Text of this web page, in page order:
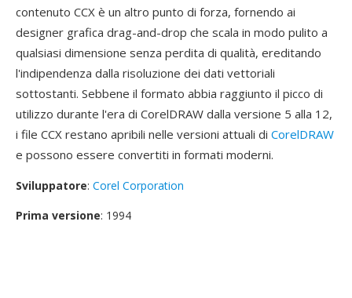
contenuto CCX è un altro punto di forza, fornendo ai
designer grafica drag-and-drop che scala in modo pulito a
qualsiasi dimensione senza perdita di qualità, ereditando
l'indipendenza dalla risoluzione dei dati vettoriali
sottostanti. Sebbene il formato abbia raggiunto il picco di
utilizzo durante l'era di CorelDRAW dalla versione 5 alla 12,
i file CCX restano apribili nelle versioni attuali di CorelDRAW
e possono essere convertiti in formati moderni.
Sviluppatore: Corel Corporation
Prima versione: 1994